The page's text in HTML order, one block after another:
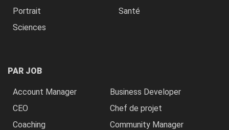
Portrait
Santé
Sciences
PAR JOB
Account Manager
Business Developer
CEO
Chef de projet
Coaching
Community Manager